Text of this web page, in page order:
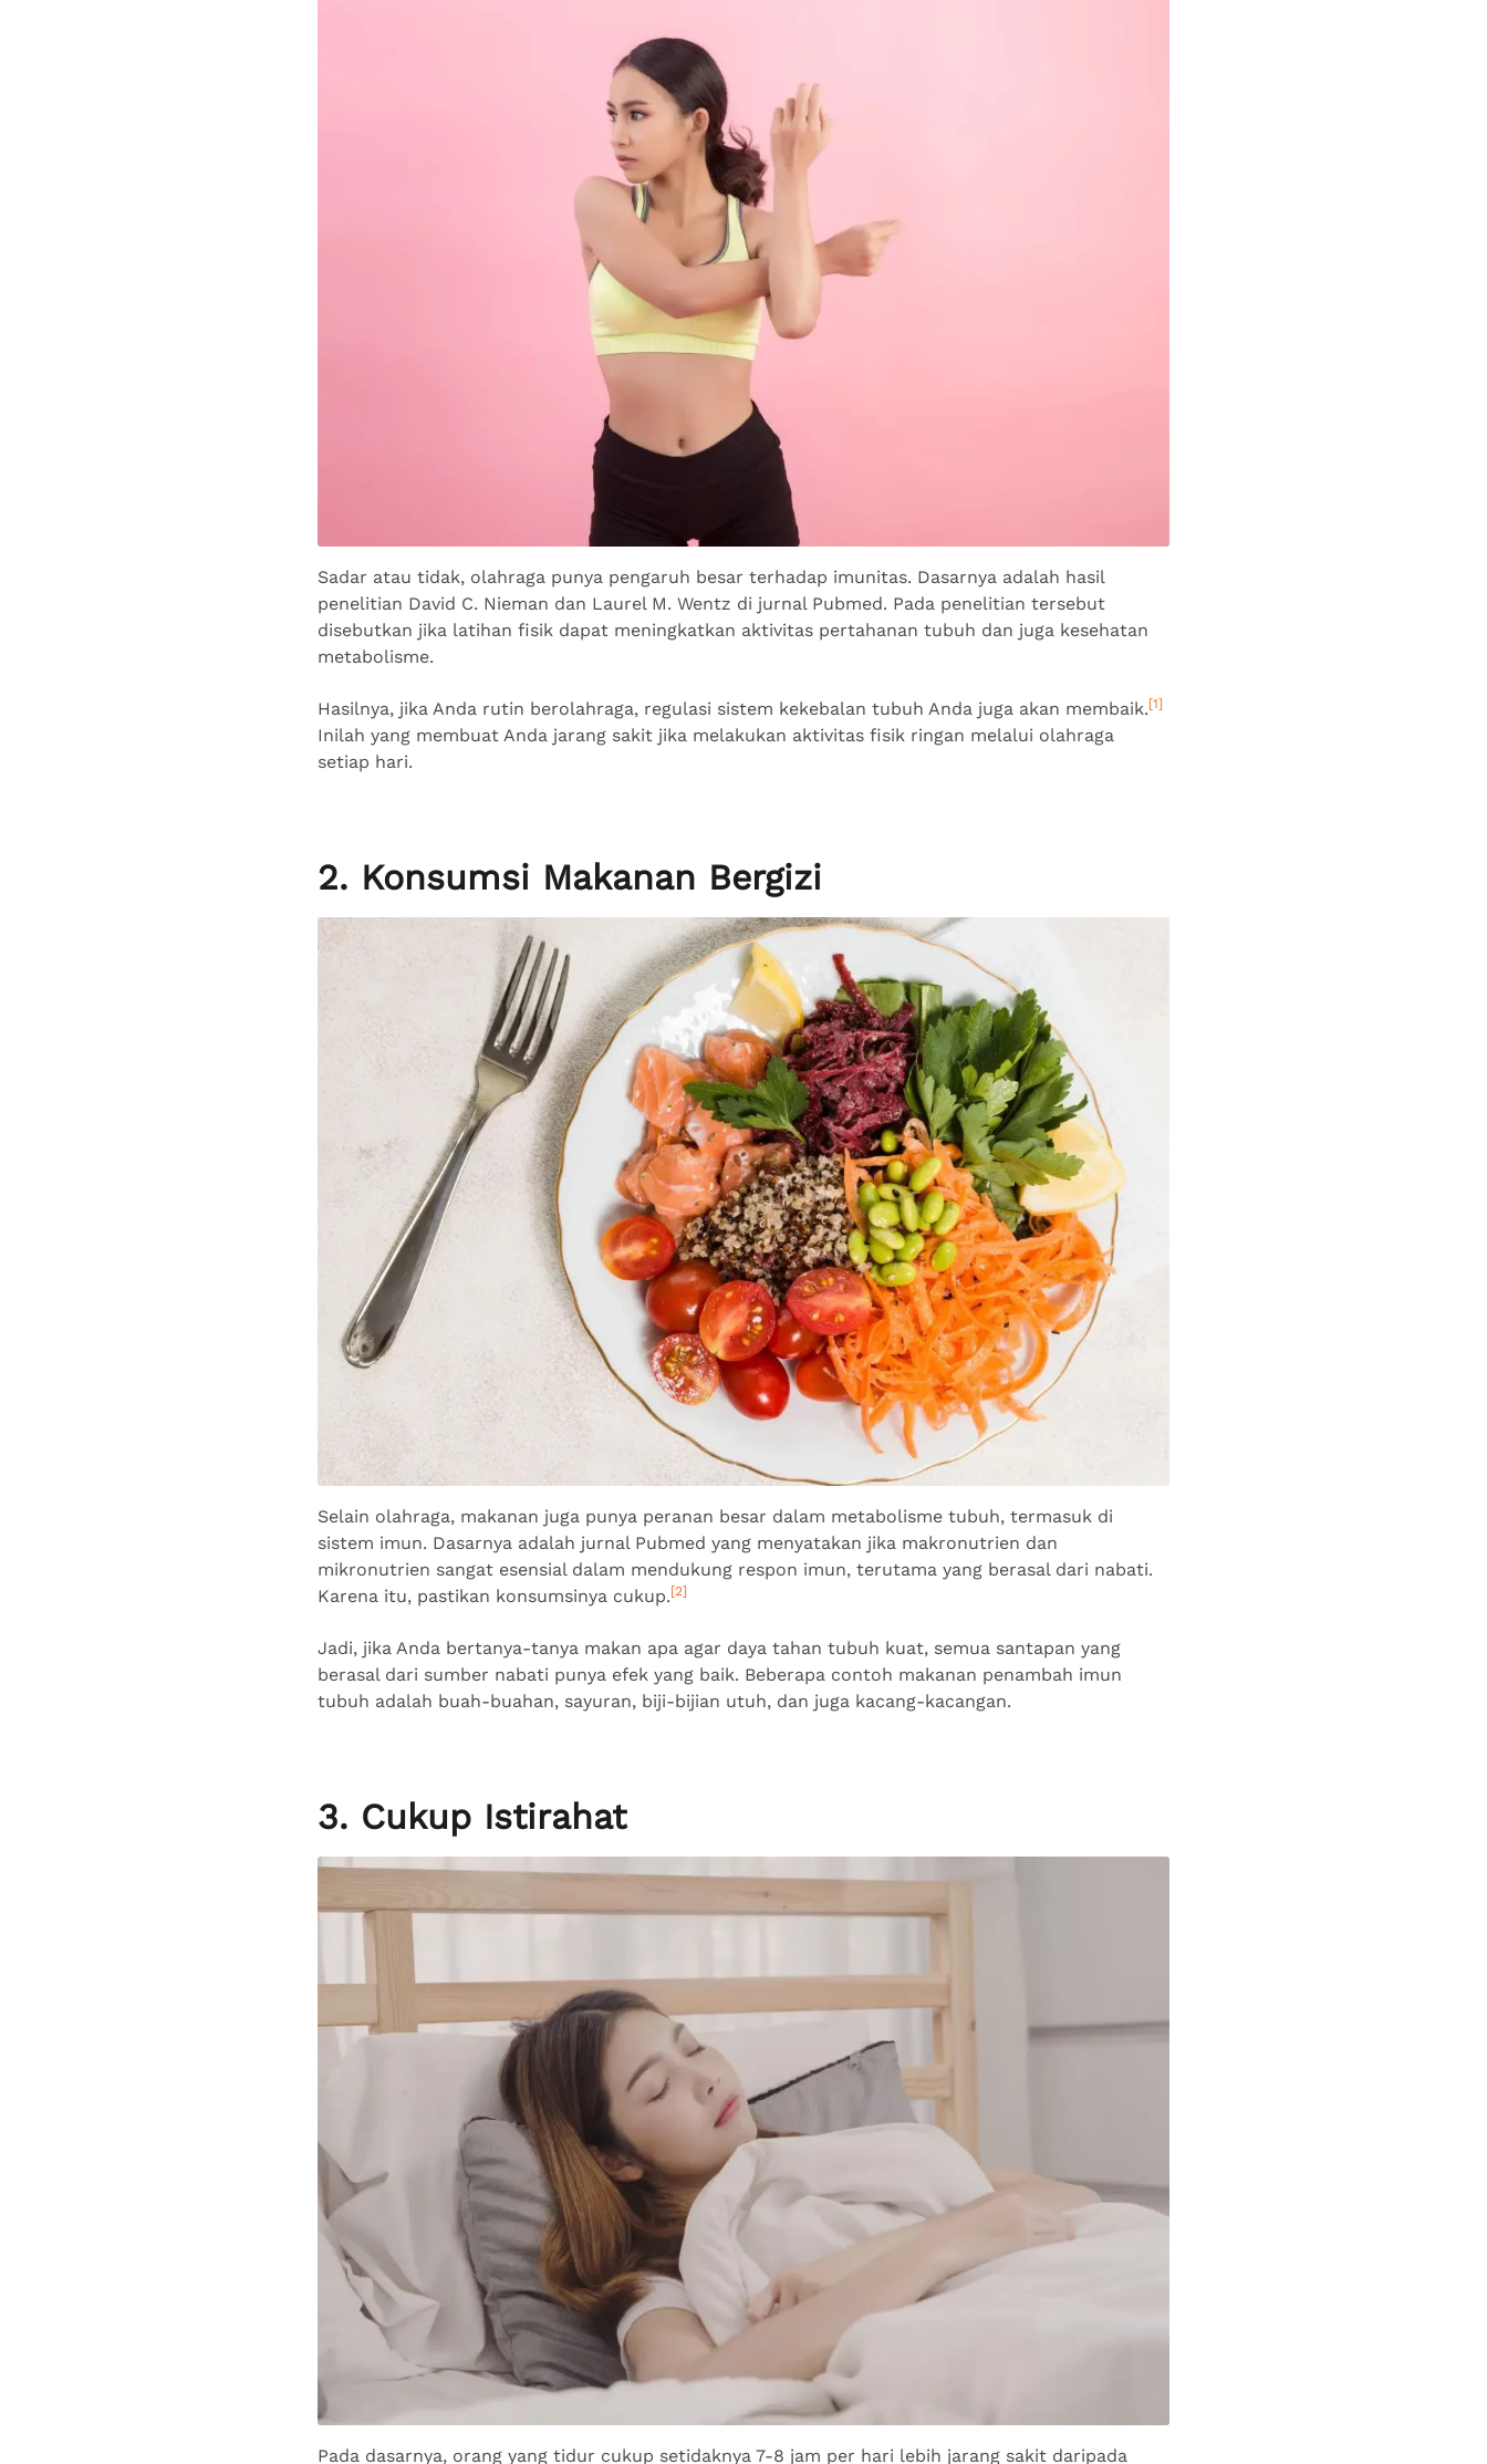
Sadar atau tidak, olahraga punya pengaruh besar terhadap imunitas. Dasarnya adalah hasil
penelitian David C. Nieman dan Laurel M. Wentz di jurnal Pubmed. Pada penelitian tersebut
disebutkan jika latihan fisik dapat meningkatkan aktivitas pertahanan tubuh dan juga kesehatan
metabolisme.
Hasilnya, jika Anda rutin berolahraga, regulasi sistem kekebalan tubuh Anda juga akan membaik.[1]
Inilah yang membuat Anda jarang sakit jika melakukan aktivitas fisik ringan melalui olahraga
setiap hari.
2. Konsumsi Makanan Bergizi
Selain olahraga, makanan juga punya peranan besar dalam metabolisme tubuh, termasuk di
sistem imun. Dasarnya adalah jurnal Pubmed yang menyatakan jika makronutrien dan
mikronutrien sangat esensial dalam mendukung respon imun, terutama yang berasal dari nabati.
Karena itu, pastikan konsumsinya cukup.[2]
Jadi, jika Anda bertanya-tanya makan apa agar daya tahan tubuh kuat, semua santapan yang
berasal dari sumber nabati punya efek yang baik. Beberapa contoh makanan penambah imun
tubuh adalah buah-buahan, sayuran, biji-bijian utuh, dan juga kacang-kacangan.
3. Cukup Istirahat
Pada dasarnya, orang yang tidur cukup setidaknya 7-8 jam per hari lebih jarang sakit daripada